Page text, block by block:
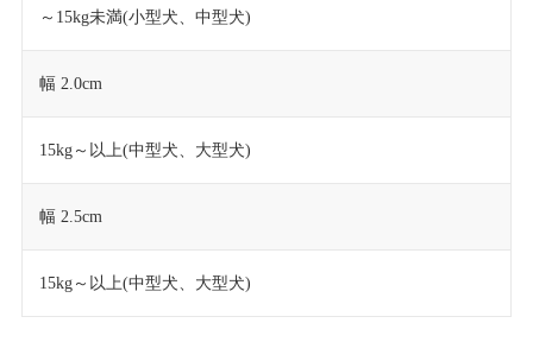
～15kg未満(小型犬、中型犬)
幅 2.0cm
15kg～以上(中型犬、大型犬)
幅 2.5cm
15kg～以上(中型犬、大型犬)